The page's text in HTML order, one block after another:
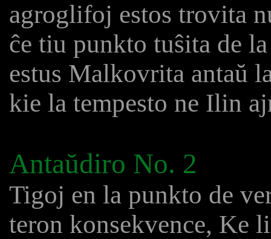
agroglifoj estos trovita
ĉe tiu punkto tuŝita de
estus Malkovrita antaŭ
kie la tempesto ne Ilin
Antaŭdiro No. 2
Tigoj en la punkto de
teron konsekvence, Ke